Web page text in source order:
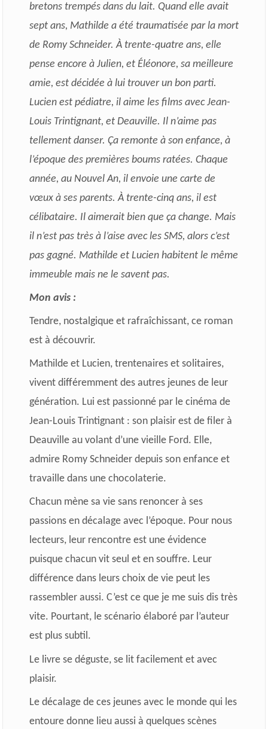
bretons trempés dans du lait. Quand elle avait
sept ans, Mathilde a été traumatisée par la mort
de Romy Schneider. À trente-quatre ans, elle
pense encore à Julien, et Éléonore, sa meilleure
amie, est décidée à lui trouver un bon parti.
Lucien est pédiatre, il aime les films avec Jean-
Louis Trintignant, et Deauville. Il n’aime pas
tellement danser. Ça remonte à son enfance, à
l’époque des premières boums ratées. Chaque
année, au Nouvel An, il envoie une carte de
vœux à ses parents. À trente-cinq ans, il est
célibataire. Il aimerait bien que ça change. Mais
il n’est pas très à l’aise avec les SMS, alors c’est
pas gagné. Mathilde et Lucien habitent le même
immeuble mais ne le savent pas.
Mon avis :
Tendre, nostalgique et rafraîchissant, ce roman
est à découvrir.
Mathilde et Lucien, trentenaires et solitaires,
vivent différemment des autres jeunes de leur
génération. Lui est passionné par le cinéma de
Jean-Louis Trintignant : son plaisir est de filer à
Deauville au volant d’une vieille Ford. Elle,
admire Romy Schneider depuis son enfance et
travaille dans une chocolaterie.
Chacun mène sa vie sans renoncer à ses
passions en décalage avec l’époque. Pour nous
lecteurs, leur rencontre est une évidence
puisque chacun vit seul et en souffre. Leur
différence dans leurs choix de vie peut les
rassembler aussi. C’est ce que je me suis dis très
vite. Pourtant, le scénario élaboré par l’auteur
est plus subtil.
Le livre se déguste, se lit facilement et avec
plaisir.
Le décalage de ces jeunes avec le monde qui les
entoure donne lieu aussi à quelques scènes